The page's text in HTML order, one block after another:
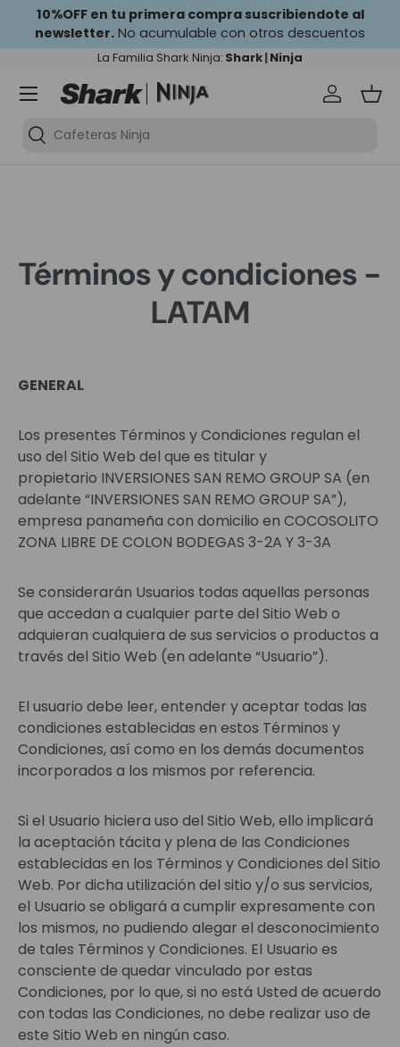
Ir al contenido
10%OFF en tu primera compra suscribiendote al
newsletter. No acumulable con otros descuentos
La Familia Shark Ninja: Shark|Ninja
Cafeteras Ninja
Iniciar
Términos y condiciones -
LATAM
GENERAL
Los presentes Términos y Condiciones regulan el
uso del Sitio Web del que es titular y
propietario INVERSIONES SAN REMO GROUP SA (en
adelante “INVERSIONES SAN REMO GROUP SA”),
empresa panameña con domicilio en COCOSOLITO
ZONA LIBRE DE COLON BODEGAS 3-2A Y 3-3A
Se considerarán Usuarios todas aquellas personas
que accedan a cualquier parte del Sitio Web o
adquieran cualquiera de sus servicios o productos a
través del Sitio Web (en adelante “Usuario”).
El usuario debe leer, entender y aceptar todas las
condiciones establecidas en estos Términos y
Condiciones, así como en los demás documentos
incorporados a los mismos por referencia.
Si el Usuario hiciera uso del Sitio Web, ello implicará
la aceptación tácita y plena de las Condiciones
establecidas en los Términos y Condiciones del Sitio
Web. Por dicha utilización del sitio y/o sus servicios,
el Usuario se obligará a cumplir expresamente con
los mismos, no pudiendo alegar el desconocimiento
de tales Términos y Condiciones. El Usuario es
consciente de quedar vinculado por estas
Condiciones, por lo que, si no está Usted de acuerdo
con todas las Condiciones, no debe realizar uso de
este Sitio Web en ningún caso.